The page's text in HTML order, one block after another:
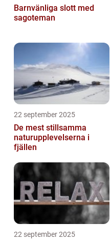
Barnvänliga slott med
sagoteman
22 september 2025
De mest stillsamma
naturupplevelserna i
fjällen
22 september 2025